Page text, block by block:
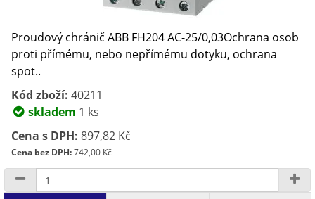
Proudový chránič ABB FH204 AC-25/0,03Ochrana osob
proti přímému, nebo nepřímému dotyku, ochrana
spot..
Kód zboží: 40211
skladem 1 ks
Cena s DPH: 897,82 Kč
Cena bez DPH:742,00 Kč